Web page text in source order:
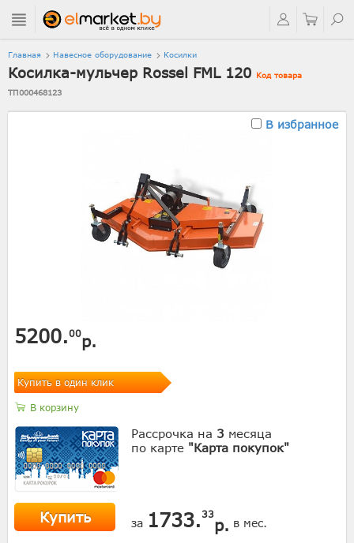
Главная Навесное оборудование Косилки
Косилка-мульчер Rossel FML 120 Код товара
ТП000468123
В избранное
5200.00р.
Купить в один клик
В корзину
Рассрочка на 3 месяца
по карте "Карта покупок"
Купить за 1733. 33
р. в мес.